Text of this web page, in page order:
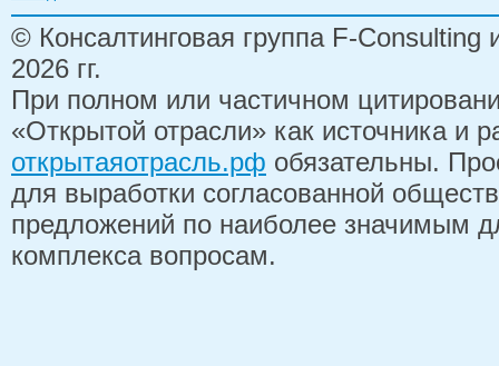
© Консалтинговая группа F-
2026 гг.
При полном или частичном
«Открытой отрасли» как источника и
открытаяотрасль.рф обязательны.
для выработки согласованной
предложений по наиболее значимым
комплекса вопросам.